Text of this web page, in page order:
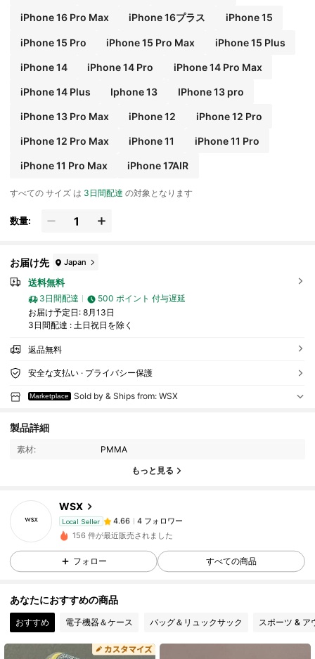
iPhone 16 Pro Max iPhone 16プラス iPhone 15
iPhone 15 Pro iPhone 15 Pro Max iPhone 15 Plus
iPhone 14 iPhone 14 Pro iPhone 14 Pro Max
iPhone 14 Plus Iphone 13 IPhone 13 pro
iPhone 13 Pro Max iPhone 12 iPhone 12 Pro
iPhone 12 Pro Max iPhone 11 iPhone 11 Pro
iPhone 11 Pro Max iPhone 17AIR
すべての サイズ は 3日間配達 の対象となります
数量:
お届け先 Japan
送料無料
3日間配達
500 ポイント 付与遅延
お届け予定日: 8月13日
3日間配達 : 土日祝日を除く
返品無料
安全な支払い · プライバシー保護
Marketplace Sold by & Ships from: WSX
製品詳細
素材: PMMA
もっと見る
WSX
Local Seller 4.66 4 フォロワー
4 フォロワー
156 件が最近販売されました
フォロー すべての商品
あなたにおすすめの商品
おすすめ 電子機器＆ケース バッグ＆リュックサック スポーツ & ア